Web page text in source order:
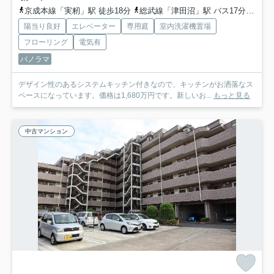
京成本線「実籾」駅 徒歩18分
総武線「津田沼」駅 バス17分 「三山車庫」 停歩6分
陽当り良好 エレベーター 専用庭
室内洗濯機置場
フローリング
電気有
パノラマ
デザイン性のあるシステムキッチン付きなので、キッチンがお洒落なス
ペースになっています。価格は1,680万円です。新しいお... もっと見る
中古マンション